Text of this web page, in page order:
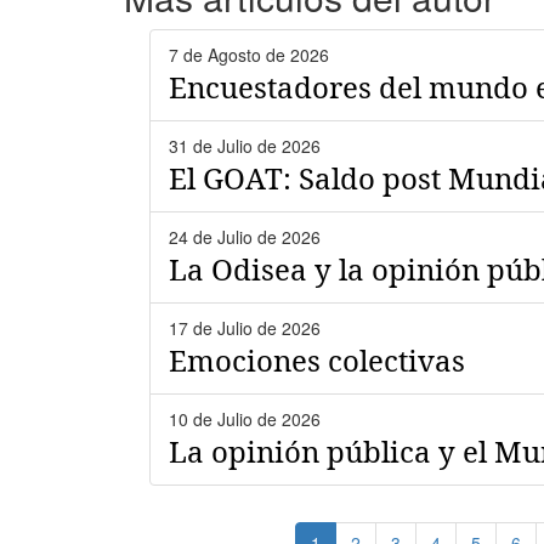
7 de Agosto de 2026
Encuestadores del mundo
31 de Julio de 2026
El GOAT: Saldo post
24 de Julio de 2026
La Odisea y la opinión
17 de Julio de 2026
Emociones colectivas
10 de Julio de 2026
La opinión pública y el